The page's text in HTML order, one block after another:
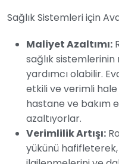
Sağlık Sistemleri için
Maliyet Azaltımı:
sağlık
yardımcı olabilir.
etkili ve verimli
hastane ve bakım
azaltıyorlar.
Verimlilik Artışı:
yükünü